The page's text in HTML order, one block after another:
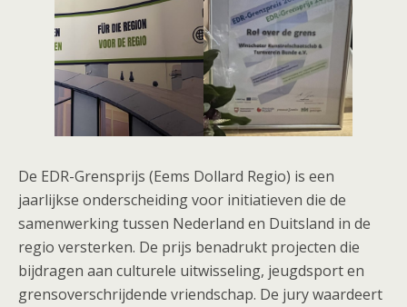
De EDR-Grensprijs (Eems Dollard Regio) is een
jaarlijkse onderscheiding voor initiatieven die de
samenwerking tussen Nederland en Duitsland in de
regio versterken. De prijs benadrukt projecten die
bijdragen aan culturele uitwisseling, jeugdsport en
grensoverschrijdende vriendschap. De jury waardeert